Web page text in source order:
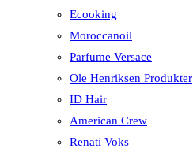
Ecooking
Moroccanoil
Parfume Versace
Ole Henriksen Produkter
ID Hair
American Crew
Renati Voks